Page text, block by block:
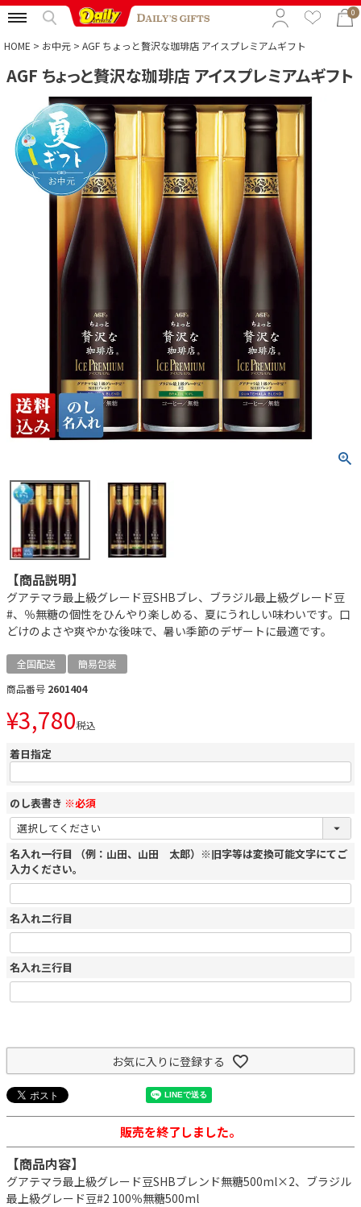
0
特集から選ぶ
予算から選ぶ
カテゴリから選ぶ
贈る相手から選ぶ
HOME お中元 AGF ちょっと贅沢な珈琲店 アイスプレミアムギフト
AGF ちょっと贅沢な珈琲店 アイスプレミアムギフト
【商品説明】
グアテマラ最上級グレード豆SHBブレ、ブラジル最上級グレード豆
#、％無糖の個性をひんやり楽しめる、夏にうれしい味わいです。口
どけのよさや爽やかな後味で、暑い季節のデザートに最適です。
全国配送
簡易包装
商品番号 2601404
¥3,780税込
着日指定
のし表書き ※必須
名入れ一行目 （例：山田、山田 太郎）※旧字等は変換可能文字にてご
入力ください。
名入れ二行目
名入れ三行目
お気に入りに登録する
販売を終了しました。
【商品内容】
グアテマラ最上級グレード豆SHBブレンド無糖500ml×2、ブラジル
最上級グレード豆#2 100％無糖500ml